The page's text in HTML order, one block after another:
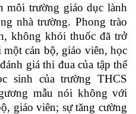
môi trường giáo dục lành
nhà trường. Phong trào
không khói thuốc đã trở
một cán bộ, giáo viên, học
giá thi đua của tập thể
sinh của trường THCS
mẫu nói không với
giáo viên; sự tăng cường